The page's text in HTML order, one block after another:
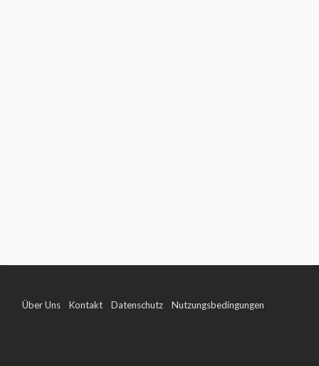
Über Uns Kontakt Datenschutz Nutzungsbedingungen